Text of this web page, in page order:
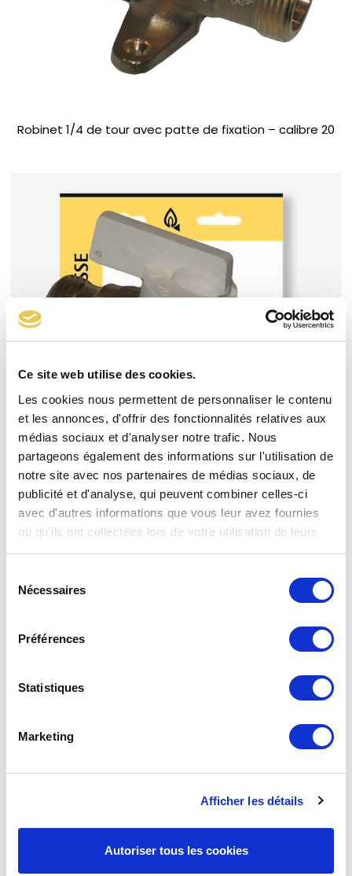
Ce site web utilise des cookies.
Les cookies nous permettent de personnaliser le contenu
et les annonces, d'offrir des fonctionnalités relatives aux
médias sociaux et d'analyser notre trafic. Nous
partageons également des informations sur l'utilisation de
notre site avec nos partenaires de médias sociaux, de
publicité et d'analyse, qui peuvent combiner celles-ci
avec d'autres informations que vous leur avez fournies
ou qu'ils ont collectées lors de votre utilisation de leurs
services.
Nécessaires
Préférences
Statistiques
Marketing
Afficher les détails
Autoriser tous les cookies
Robinet 1/4 de tour avec patte de fixation – calibre 20
Robinet 1/4 de tour avec patte de fixation – calibre 20
brochable